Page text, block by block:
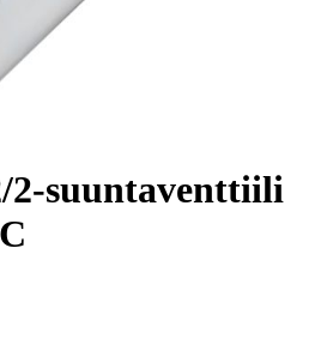
2-suuntaventtiili